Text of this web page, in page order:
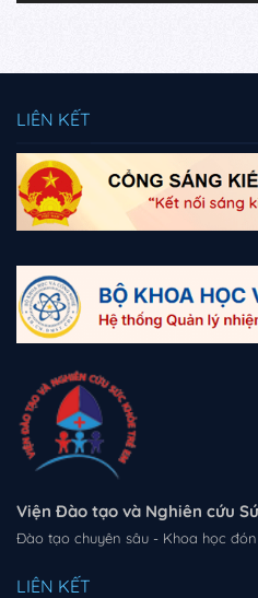
LIÊN KẾT
Viện Đào tạo và Nghiên cứu
Đào tạo chuyên sâu - Khoa học
LIÊN KẾT